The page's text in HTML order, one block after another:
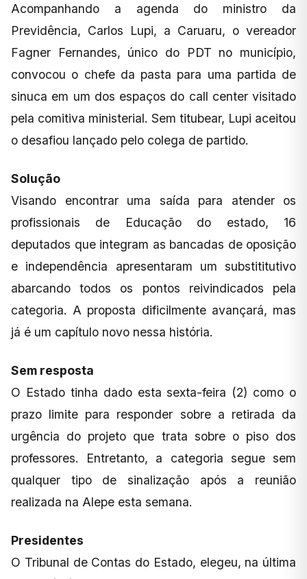
Acompanhando a agenda do ministro da
Previdência, Carlos Lupi, a Caruaru, o vereador
Fagner Fernandes, único do PDT no município,
convocou o chefe da pasta para uma partida de
sinuca em um dos espaços do call center visitado
pela comitiva ministerial. Sem titubear, Lupi aceitou
o desafiou lançado pelo colega de partido.
Solução
Visando encontrar uma saída para atender os
profissionais de Educação do estado, 16
deputados que integram as bancadas de oposição
e independência apresentaram um substititutivo
abarcando todos os pontos reivindicados pela
categoria. A proposta dificilmente avançará, mas
já é um capítulo novo nessa história.
Sem resposta
O Estado tinha dado esta sexta-feira (2) como o
prazo limite para responder sobre a retirada da
urgência do projeto que trata sobre o piso dos
professores. Entretanto, a categoria segue sem
qualquer tipo de sinalização após a reunião
realizada na Alepe esta semana.
Presidentes
O Tribunal de Contas do Estado, elegeu, na última